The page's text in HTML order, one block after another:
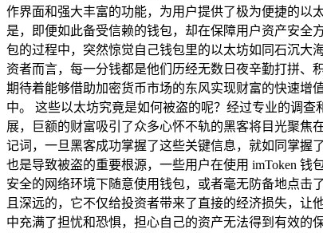
作界面和强大丰富的功能，为用户提供了极为便捷的以
是，即便如此备受信赖的钱包，却在保障用户资产安全
包的过程中，突然惊觉自己钱包里的以太坊如同石沉大
资者而言，每一分钱都是他们历经无数日夜辛勤打拼、
期待着能够借助加密货币市场的东风实现财富的快速增
中。 这些以太坊究竟是如何被盗的呢？经过专业的调
展，巨额的财富吸引了众多心怀不轨的黑客将目光聚焦
记词，一旦黑客成功掌握了这些关键信息，就如同掌握
也是导致被盗的重要根源，一些用户在使用 imToken
安全的网络环境下随意使用钱包，或者毫无防备地点击
且深远的，它不仅给投资者带来了直接的经济损失，
中充满了担忧和恐惧，担心自己的资产无法得到有效的